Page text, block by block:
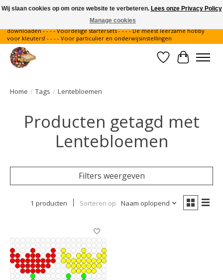
Gratis verzending binnen Nederland - - - - Legvoorbeelden gratis te
downloaden - - - - Voordelige startersets - - - - De meest leerzame hobby
voor kleuters! - - - - Voor particulier en onderwijsinstellingen
Verlanglijst
Home / Tags / Lentebloemen
Producten getagd met
Lentebloemen
Filters weergeven
1 producten Sorteren op Naam oplopend
Wij slaan cookies op om onze website te verbeteren. Lees onze Privacy Policy
Manage cookies